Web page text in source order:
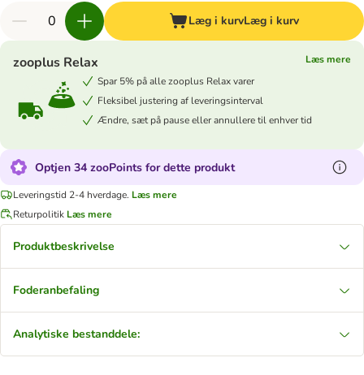
Læg i kurvLæg i kurv
zooplus Relax
Læs mere
Spar 5% på alle zooplus Relax varer
Fleksibel justering af leveringsinterval
Ændre, sæt på pause eller annullere til enhver tid
Optjen 34 zooPoints for dette produkt
Leveringstid 2-4 hverdage. Læs mere
Returpolitik Læs mere
Produktbeskrivelse
Foderanbefaling
Analytiske bestanddele: